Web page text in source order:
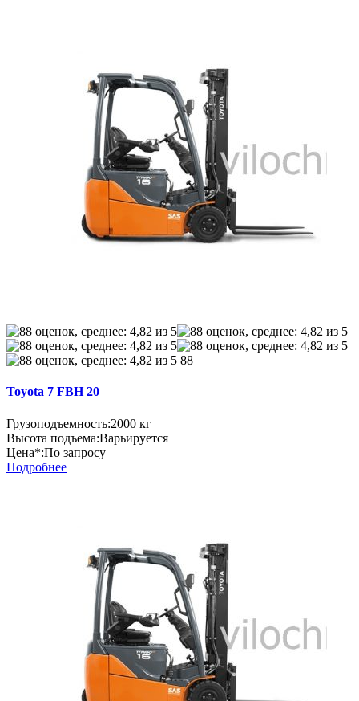
88
Toyota 7 FBH 20
Грузоподъемность:2000 кг
Высота подъема:Варьируется
Цена*:По запросу
Подробнее